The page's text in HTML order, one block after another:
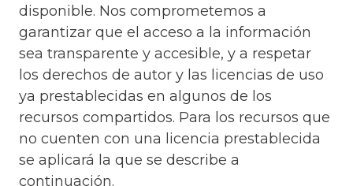
disponible. Nos comprometemos a
garantizar que el acceso a la información
sea transparente y accesible, y a respetar
los derechos de autor y las licencias de uso
ya prestablecidas en algunos de los
recursos compartidos. Para los recursos que
no cuenten con una licencia prestablecida
se aplicará la que se describe a
continuación.